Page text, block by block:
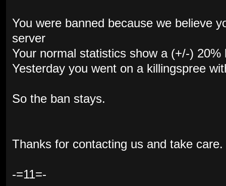
You were banned because we believe
server
Your normal statistics show a (+/-) 20%
Yesterday you went on a killingspree
So the ban stays.
Thanks for contacting us and take care.
-=11=-